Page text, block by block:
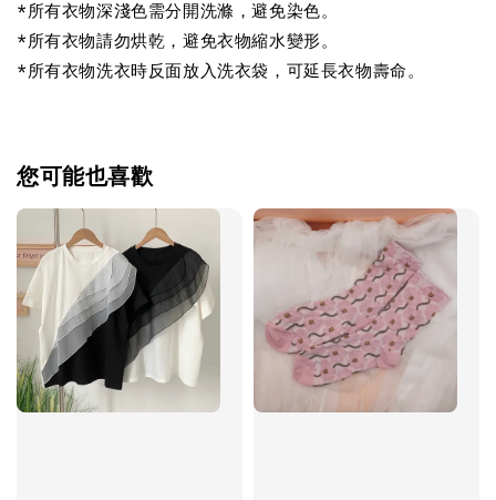
*所有衣物深淺色需分開洗滌，避免染色。
*所有衣物請勿烘乾，避免衣物縮水變形。
*所有衣物洗衣時反面放入洗衣袋，可延長衣物壽命。
您可能也喜歡